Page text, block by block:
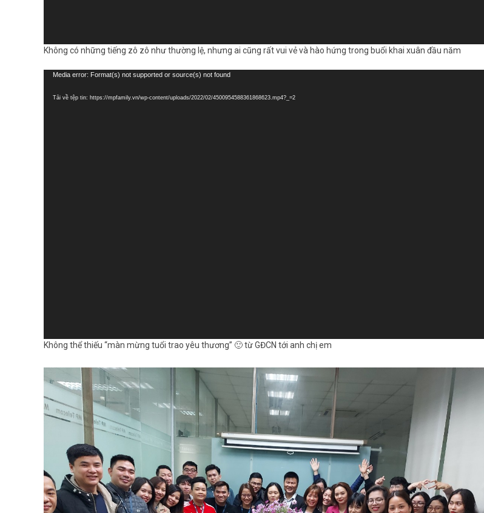
Không có những tiếng zô zô như thường lệ, nhưng ai cũng rất vui vẻ và hào hứng trong buổi khai xuân đầu năm
Trình
Video
Media error: Format(s) not supported or source(s) not found
Tải về tệp tin: https://mpfamily.vn/wp-content/uploads/2022/02/4500954588361868623.mp4?_=2
Không thể thiếu “màn mừng tuổi trao yêu thương” 🙂 từ GĐCN tới anh chị em